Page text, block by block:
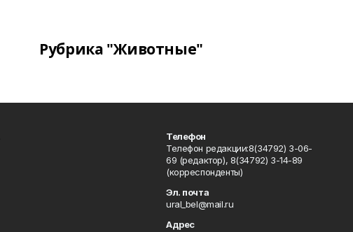
Рубрика "Животные"
Телефон
Телефон редакции:8(34792) 3-06-
69 (редактор), 8(34792) 3-14-89
(корреспонденты)
Эл. почта
ural_bel@mail.ru
Адрес